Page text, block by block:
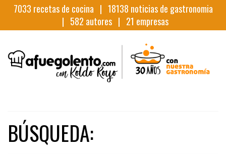
7033 recetas de cocina | 18138 noticias de gastronomia
| 582 autores | 21 empresas
BÚSQUEDA: